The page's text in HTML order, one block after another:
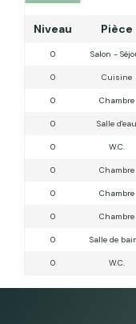
Niveau Pièce
0 Salon -
0 Cuisine
0 Chambre
0 Salle d'eau
0 W.C.
0 Chambre
0 Chambre
0 Chambre
0 Salle de
0 W.C.